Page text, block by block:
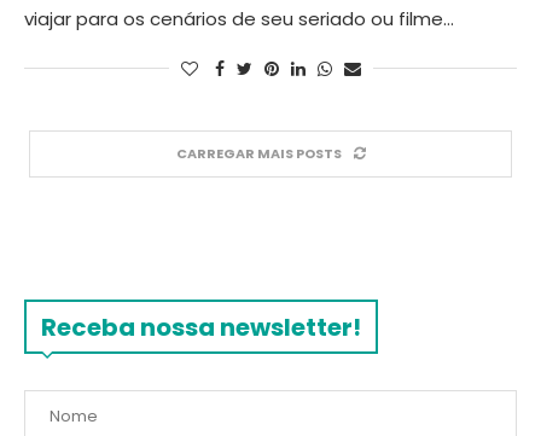
viajar para os cenários de seu seriado ou filme…
CARREGAR MAIS POSTS
Receba nossa newsletter!